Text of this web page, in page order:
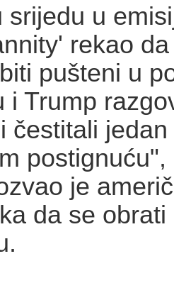
srijedu u
rekao
pušteni u
i Trump
čestitali
je
da se